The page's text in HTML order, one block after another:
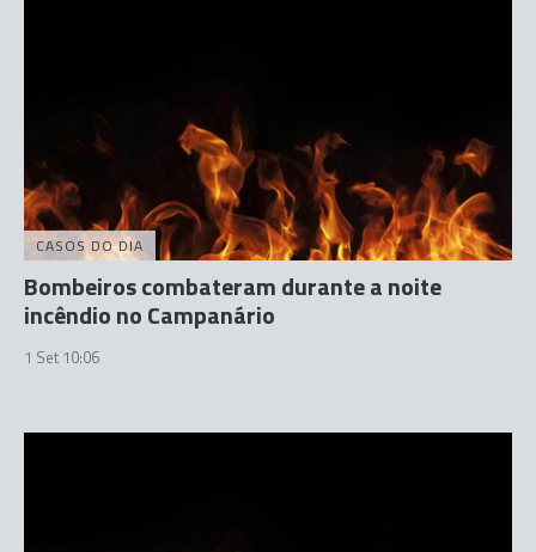
CASOS DO DIA
Bombeiros combateram durante a noite
incêndio no Campanário
1 Set 10:06